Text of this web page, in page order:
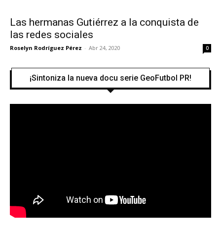
Las hermanas Gutiérrez a la conquista de
las redes sociales
Roselyn Rodríguez Pérez - Abr 24, 2020 0
¡Sintoniza la nueva docu serie GeoFutbol PR!